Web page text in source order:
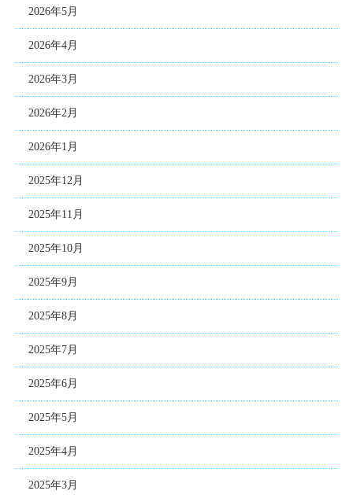
2026年5月
2026年4月
2026年3月
2026年2月
2026年1月
2025年12月
2025年11月
2025年10月
2025年9月
2025年8月
2025年7月
2025年6月
2025年5月
2025年4月
2025年3月